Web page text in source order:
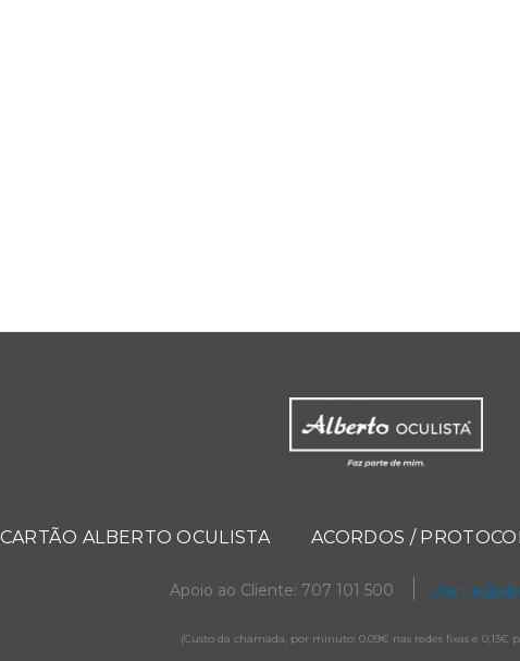
CARTÃO ALBERTO OCULISTA ACORDOS /
Apoio ao Cliente: 707 101 500
(Custo da chamada, por minuto: 0,09€ nas redes fixas e 0,13€